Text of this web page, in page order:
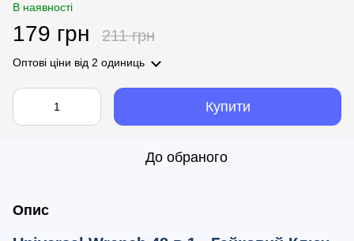
В наявності
179 грн 211 грн
Оптові ціни від 2 одиниць
Купити
До обраного
Опис